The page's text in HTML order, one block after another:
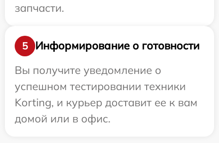
запчасти.
5
Информирование о готовности
Вы получите уведомление о
успешном тестировании техники
Korting, и курьер доставит ее к вам
домой или в офис.